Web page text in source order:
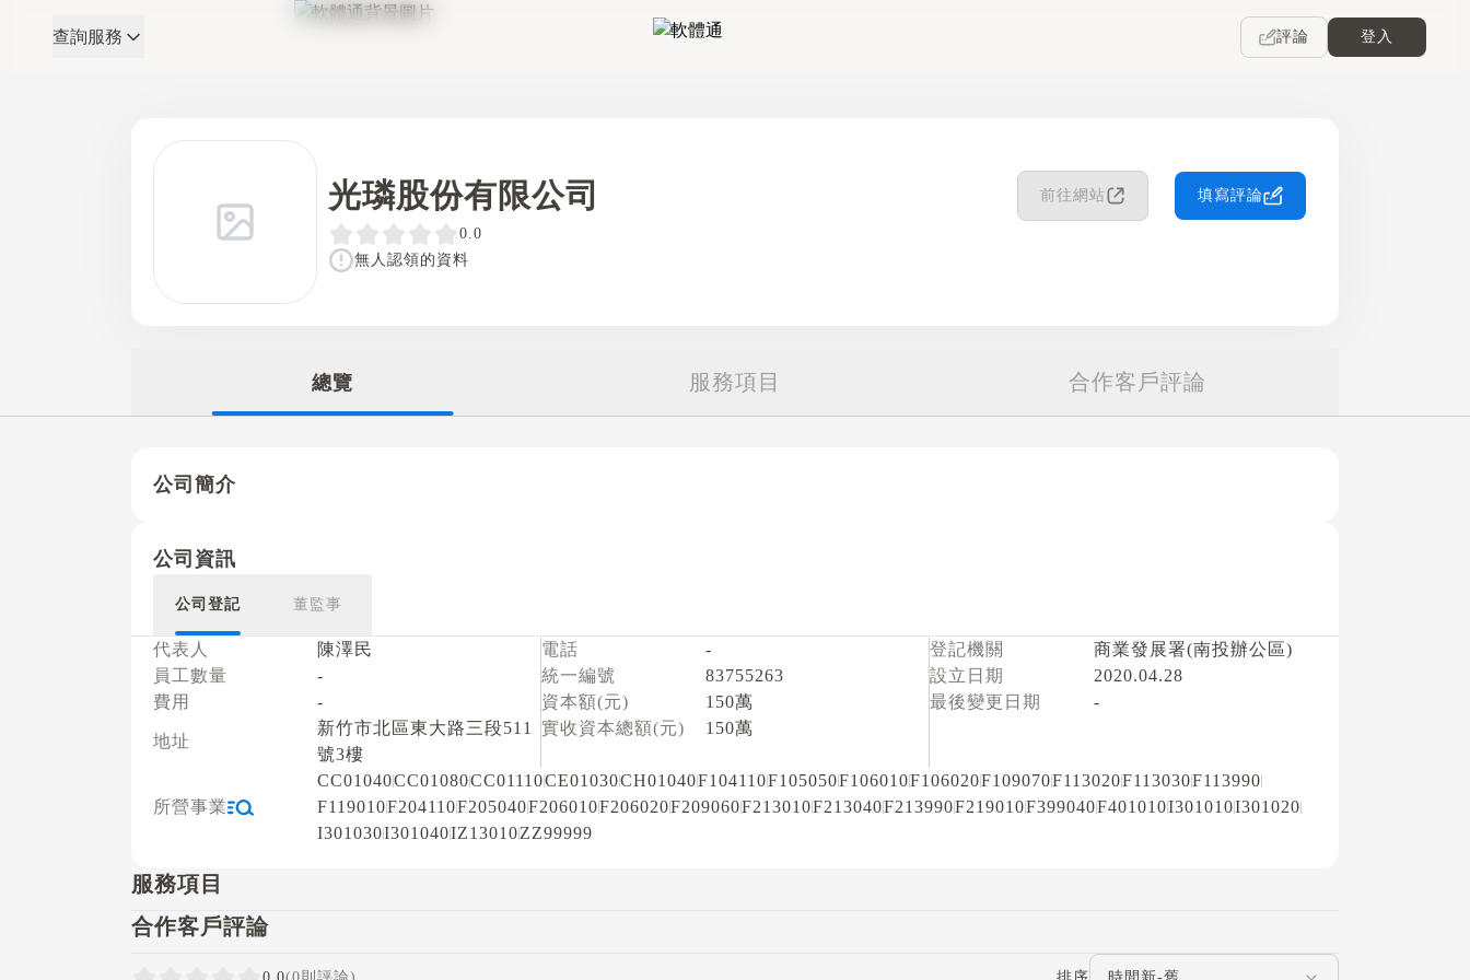
軟體通
查詢服務 評論 登入
光璘股份有限公司 前往網站 填寫評論
0.0
無人認領的資料
總覽 服務項目 合作客戶評論
公司簡介
公司資訊
公司登記 董監事
代表人
陳澤民
員工數量
-
費用
-
地址
新竹市北區東大路三段511
號3樓
電話
-
統一編號
83755263
資本額(元)
150萬
實收資本總額(元)
150萬
登記機關
商業發展署(南投辦公區)
設立日期
2020.04.28
最後變更日期
-
所營事業
CC01040CC01080CC01110CE01030CH01040F104110F105050F106010F106020F109070F113020F113030F113990
F119010F204110F205040F206010F206020F209060F213010F213040F213990F219010F399040F401010I301010I301020
I301030I301040IZ13010ZZ99999
服務項目
合作客戶評論
評論排序